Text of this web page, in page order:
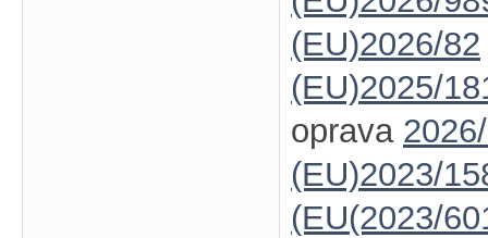
(EU)2026/82
(EU)2025/
oprava
(EU)2023/
(EU(2023/